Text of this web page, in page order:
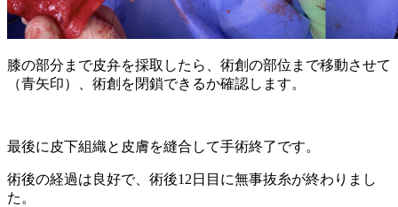
膝の部分まで皮弁を採取したら、術創の部位まで移動させて
（青矢印）、術創を閉鎖できるか確認します。
最後に皮下組織と皮膚を縫合して手術終了です。
術後の経過は良好で、術後12日目に無事抜糸が終わりまし
た。